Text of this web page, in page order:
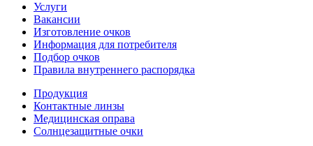
Услуги
Вакансии
Изготовление очков
Информация для потребителя
Подбор очков
Правила внутреннего распорядка
Продукция
Контактные линзы
Медицинская оправа
Солнцезащитные очки